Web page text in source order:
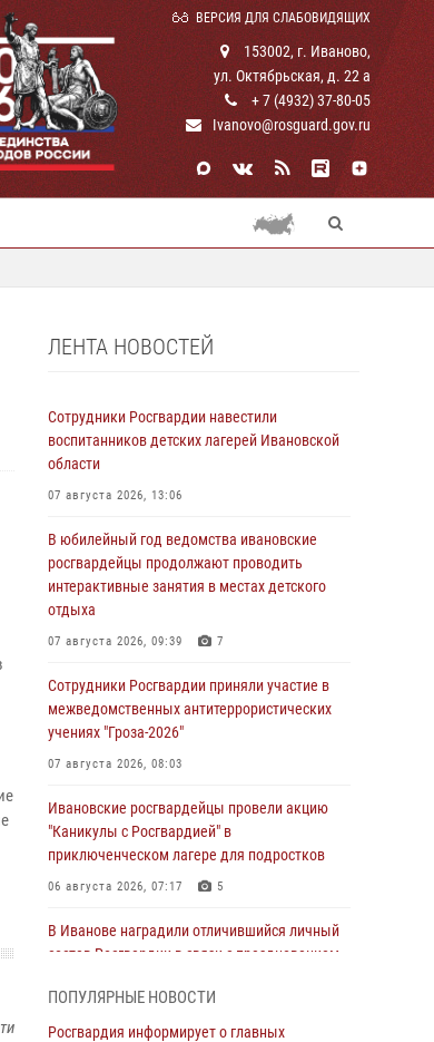
ВЕРСИЯ ДЛЯ СЛАБОВИДЯЩИХ
153002, г. Иваново,
ул. Октябрьская, д. 22 а
+ 7 (4932) 37-80-05
Ivanovo@rosguard.gov.ru
ЛЕНТА НОВОСТЕЙ
Сотрудники Росгвардии навестили
воспитанников детских лагерей Ивановской
области
07 августа 2026, 13:06
В юбилейный год ведомства ивановские
росгвардейцы продолжают проводить
интерактивные занятия в местах детского
отдыха
07 августа 2026, 09:39 7
Сотрудники Росгвардии приняли участие в
межведомственных антитеррористических
учениях "Гроза-2026"
07 августа 2026, 08:03
Ивановские росгвардейцы провели акцию
"Каникулы с Росгвардией" в
приключенческом лагере для подростков
06 августа 2026, 07:17 5
В Иванове наградили отличившийся личный
состав Росгвардии в связи с празднованием
ПОПУЛЯРНЫЕ НОВОСТИ
Росгвардия информирует о главных